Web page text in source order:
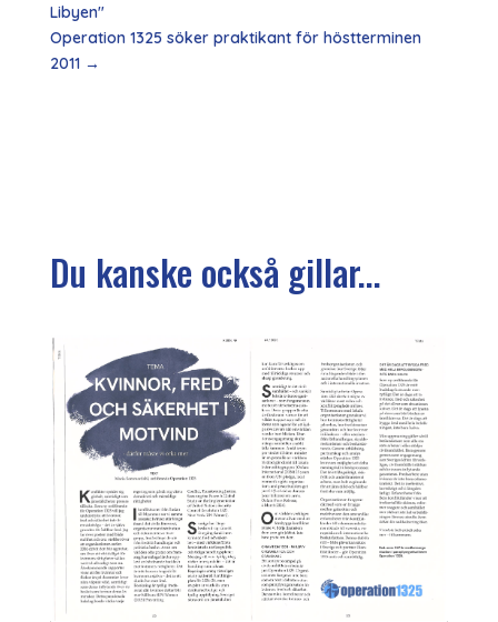
Libyen"
Operation 1325 söker praktikant för höstterminen
2011→
Du kanske också gillar...